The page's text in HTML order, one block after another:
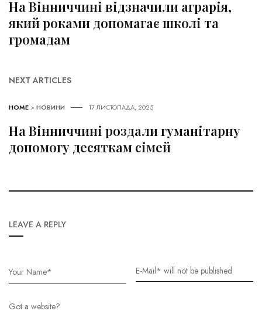
На Вінниччині відзначили аграрія,
який роками допомагає школі та
громадам
NEXT ARTICLES
HOME >НОВИНИ 17 ЛИСТОПАДА, 2025
На Вінниччині роздали гуманітарну
допомогу десяткам сімей
LEAVE A REPLY